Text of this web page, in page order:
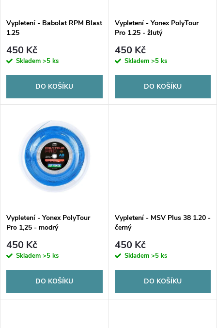
p
r
o
d
s
p
r
ů
Vypletení - Babolat RPM Blast
1.25
450 Kč
Skladem >5 ks
DO KOŠÍKU
Vypletení - Yonex PolyTour
Pro 1.25 - žlutý
450 Kč
Skladem >5 ks
DO KOŠÍKU
Vypletení - Yonex PolyTour
Pro 1,25 - modrý
450 Kč
Skladem >5 ks
DO KOŠÍKU
Vypletení - MSV Plus 38 1.20 -
černý
450 Kč
Skladem >5 ks
DO KOŠÍKU